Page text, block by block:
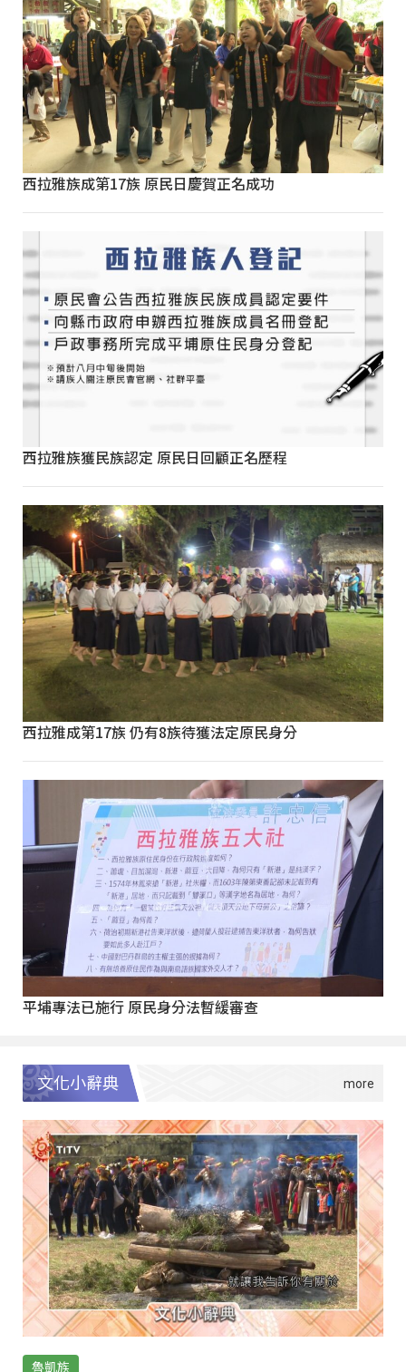
西拉雅族成第17族 原民日慶賀正名成功
西拉雅族獲民族認定 原民日回顧正名歷程
西拉雅成第17族 仍有8族待獲法定原民身分
平埔專法已施行 原民身分法暫緩審查
文化小辭典
魯凱族